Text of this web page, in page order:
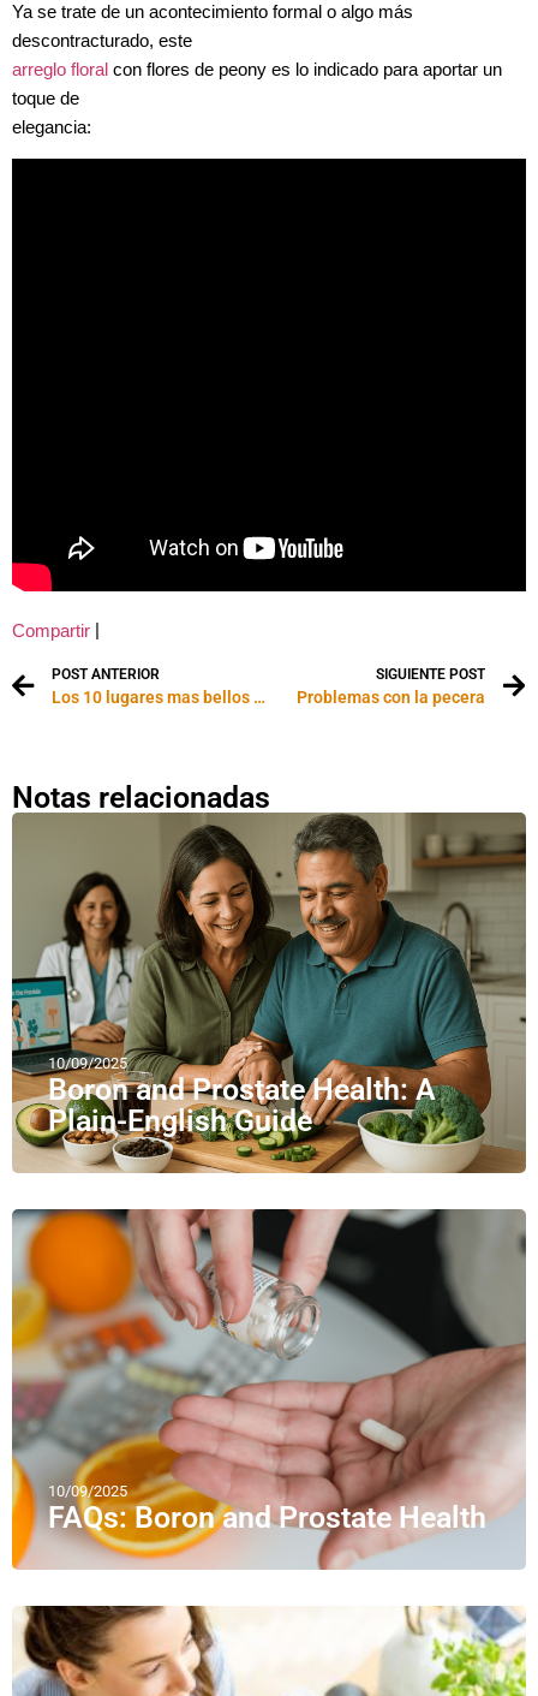
Ya se trate de un acontecimiento formal o algo más
descontracturado, este
arreglo floral con flores de peony es lo indicado para aportar un
toque de
elegancia:
Compartir
POST ANTERIOR
Los 10 lugares mas bellos del mundo
SIGUIENTE POST
Problemas con la pecera
Notas relacionadas
10/09/2025
Boron and Prostate Health: A
Plain-English Guide
10/09/2025
FAQs: Boron and Prostate Health